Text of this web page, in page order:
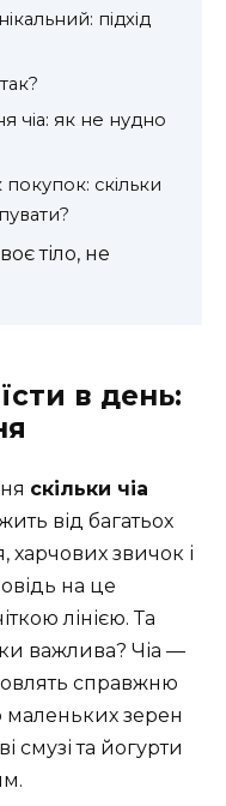
підхід
чіа: як не нудно
скільки
тіло, не
в день:
скільки чіа
від багатьох
харчових звичок і
на це
лінією. Та
важлива? Чіа —
справжню
маленьких зерен
смузі та йогурти